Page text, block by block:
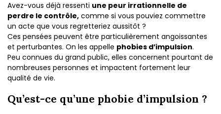
Avez-vous déjà ressenti une peur irrationnelle de
perdre le contrôle, comme si vous pouviez commettre
un acte que vous regretteriez aussitôt ?
Ces pensées peuvent être particulièrement angoissantes
et perturbantes. On les appelle phobies d’impulsion.
Peu connues du grand public, elles concernent pourtant de
nombreuses personnes et impactent fortement leur
qualité de vie.
Qu’est-ce qu’une phobie d’impulsion ?